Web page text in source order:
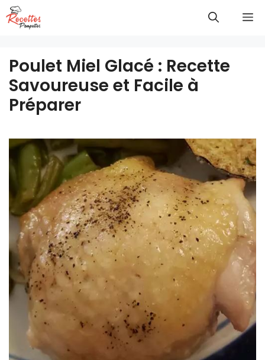
Aller
au
Poulet Miel Glacé : Recette
Savoureuse et Facile à
Préparer